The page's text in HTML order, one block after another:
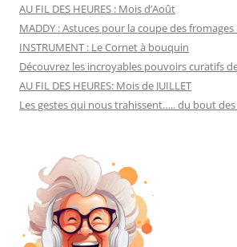
AU FIL DES HEURES : Mois d’Août
MADDY : Astuces pour la coupe des
INSTRUMENT : Le Cornet à bouquin
Découvrez les incroyables pouvoirs curatifs
AU FIL DES HEURES: Mois de JUILLET
Les gestes qui nous trahissent….. du bout